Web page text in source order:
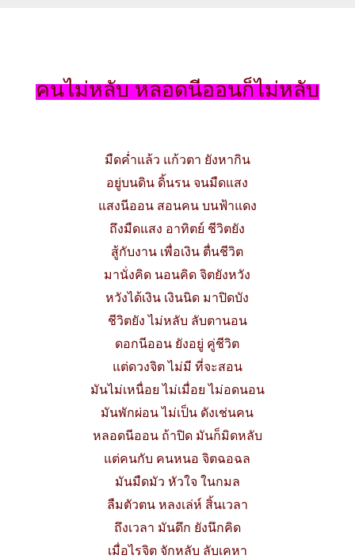
คนไม่หลับ หลอดนีออนก็ไม่หลับ
มืดค่ำแล้ว แก้วตา ยังหากิน
อยู่บนดิน ดิ้นรน จนมืดแสง
แสงนีออน สอนคน บนฟ้าแดง
ถึงมืดแสง อาทิตย์ ชีวิตยัง
สู้กับงาน เพื่อเงิน ตื่นชีวิต
มานั่งคิด นอนคิด จิตยังหวัง
หวังได้เงิน เงินนิด มาปิดบัง
ชีวิตยัง ไม่หลับ ลับตานอน
ดอกนีออน ยังอยู่ คู่ชีวิต
แต่ดวงจิต ไม่มี ที่จะสอน
มันไม่เหนื่อย ไม่เมื่อย ไม่อดนอน
มันพักผ่อน ไม่เป็น ดังเช่นคน
หลอดนีออน ถ้าปิด มันก็มิดหลับ
แต่คนกับ คนหนอ จิตฉอฉล
มันมืดมัว หัวใจ ในกมล
ลืมตัวตน หลงเล่ห์ สิ้นเวลา
ถึงเวลา มันดึก ยังนึกคิด
เมื่อไรจิต จักหลับ ลับเคหา